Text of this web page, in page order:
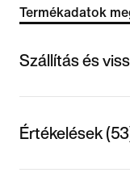
Termékadatok
Szállítás és
Értékelések